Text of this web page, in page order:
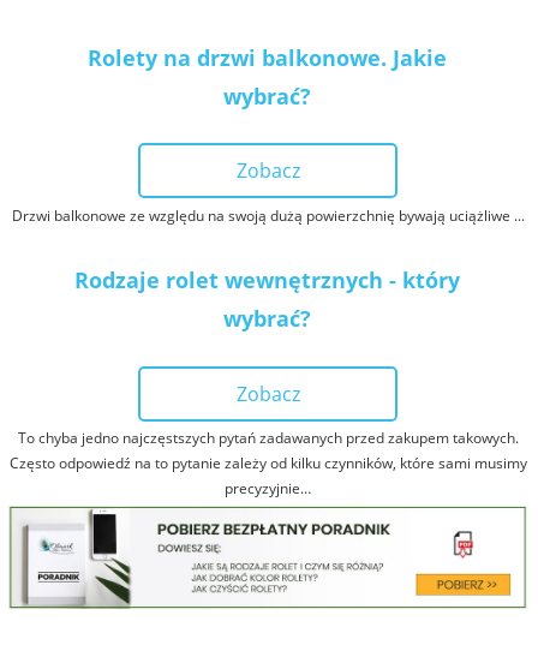
Rolety na drzwi balkonowe. Jakie
wybrać?
Zobacz
Drzwi balkonowe ze względu na swoją dużą powierzchnię bywają uciążliwe ...
Rodzaje rolet wewnętrznych - który
wybrać?
Zobacz
To chyba jedno najczęstszych pytań zadawanych przed zakupem takowych.
Często odpowiedź na to pytanie zależy od kilku czynników, które sami musimy
precyzyjnie…